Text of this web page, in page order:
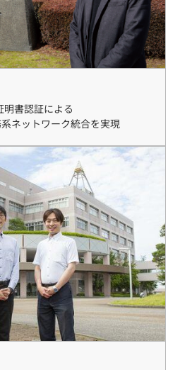
書認証による
ネットワーク統合を実現